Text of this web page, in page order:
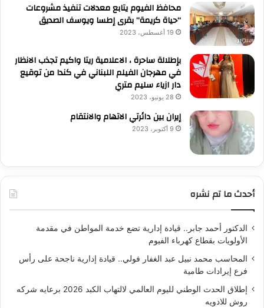
محافظ الفيوم يتابع معدلات تنفيذ مشروعات
“حياة كريمة” بقرى إطسا ويوسف الصديق
19 أغسطس، 2023
بإطلالة ساحرة ، الاعلامية ريتا واكيم تجذب الانظار
في مهرجان الفيلم اللبناني في كندا من توقيع
دار ازياء سليم متري
28 يونيو، 2023
إيران بين دائرتي الاتهام والانتقام
9 أكتوبر، 2023
أحدث ما تم نشره
الدكتور أحمد جابر.. قيادة إدارية تضع خدمة المواطن في مقدمة
الأولويات بقطاع كهرباء الفيوم
المحاسب محمد نبيل عبد الغفار فولي.. قيادة إدارية ناجحة على رأس
فرع إيرادات طامية
إطلاق الحدث الوطني لليوم العالمي لالتهاب الكبد 2026 برعايه شركه
روش للادويه